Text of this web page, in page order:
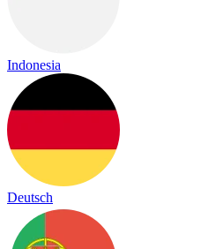
Indonesia
Deutsch